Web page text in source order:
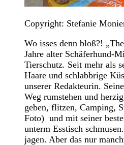
Copyright: Stefanie
Wo isses denn bloß?!
Jahre alter Schäferhund-
Tierschutz. Seit mehr als
Haare und schlabbrige
unserer Redakteurin.
Weg rumstehen und
geben, flitzen, Camping,
Foto) und mit seiner
unterm Esstisch
jagen. Aber das nur